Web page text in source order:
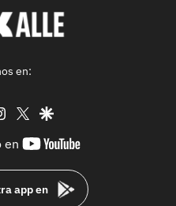
en:
instagram
twittergoogle
en
youtube-
app en